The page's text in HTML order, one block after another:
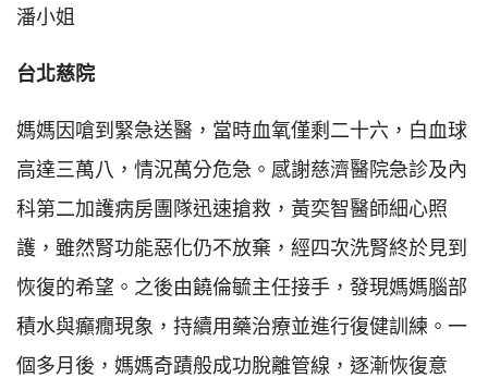
潘小姐
台北慈院
媽媽因嗆到緊急送醫，當時血氧僅剩二十六，白血球
高達三萬八，情況萬分危急。感謝慈濟醫院急診及內
科第二加護病房團隊迅速搶救，黃奕智醫師細心照
護，雖然腎功能惡化仍不放棄，經四次洗腎終於見到
恢復的希望。之後由饒倫毓主任接手，發現媽媽腦部
積水與癲癇現象，持續用藥治療並進行復健訓練。一
個多月後，媽媽奇蹟般成功脫離管線，逐漸恢復意